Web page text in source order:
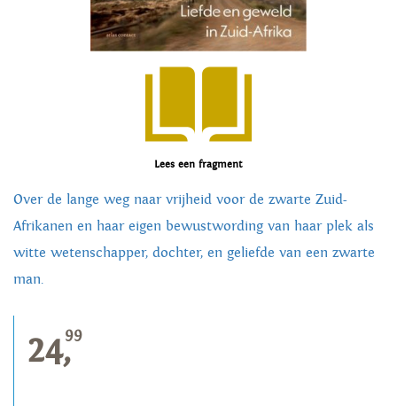
Lees een fragment
Over de lange weg naar vrijheid voor de zwarte Zuid-
Afrikanen en haar eigen bewustwording van haar plek als
witte wetenschapper, dochter, en geliefde van een zwarte
man.
24,99